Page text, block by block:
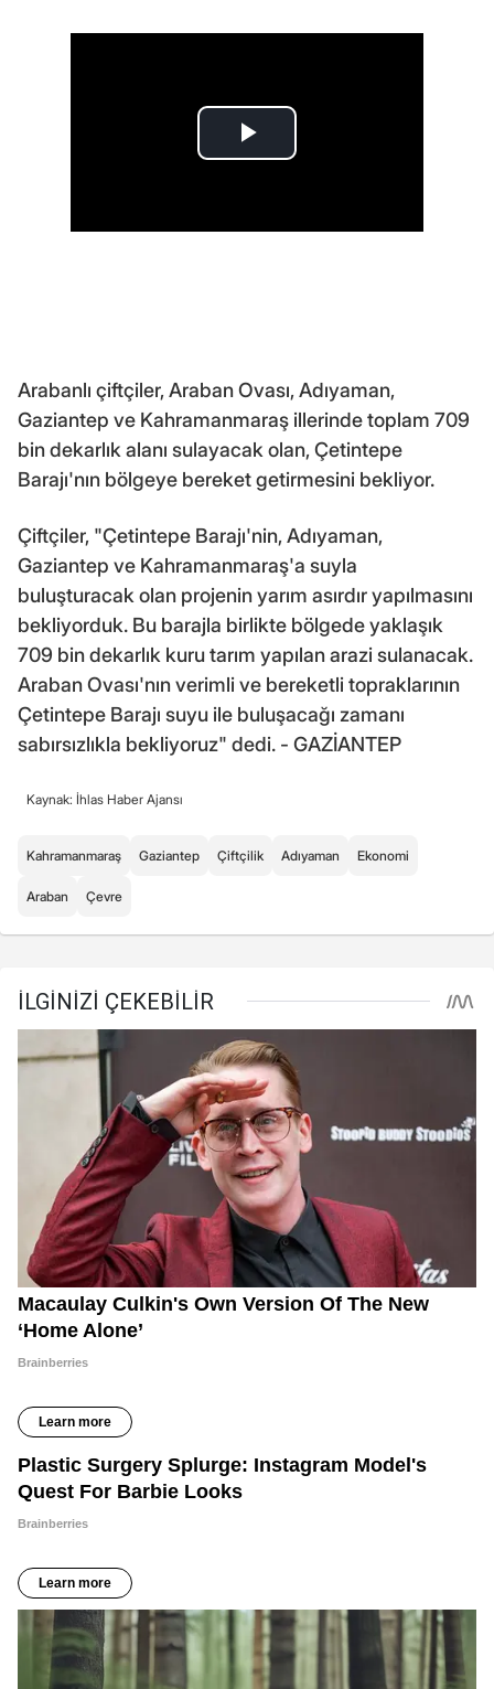
Arabanlı çiftçiler, Araban Ovası, Adıyaman,
Gaziantep ve Kahramanmaraş illerinde toplam 709
bin dekarlık alanı sulayacak olan, Çetintepe
Barajı'nın bölgeye bereket getirmesini bekliyor.
Çiftçiler, "Çetintepe Barajı'nin, Adıyaman,
Gaziantep ve Kahramanmaraş'a suyla
buluşturacak olan projenin yarım asırdır yapılmasını
bekliyorduk. Bu barajla birlikte bölgede yaklaşık
709 bin dekarlık kuru tarım yapılan arazi sulanacak.
Araban Ovası'nın verimli ve bereketli topraklarının
Çetintepe Barajı suyu ile buluşacağı zamanı
sabırsızlıkla bekliyoruz" dedi. - GAZİANTEP
Kaynak: İhlas Haber Ajansı
Kahramanmaraş Gaziantep Çiftçilik Adıyaman Ekonomi
Araban Çevre